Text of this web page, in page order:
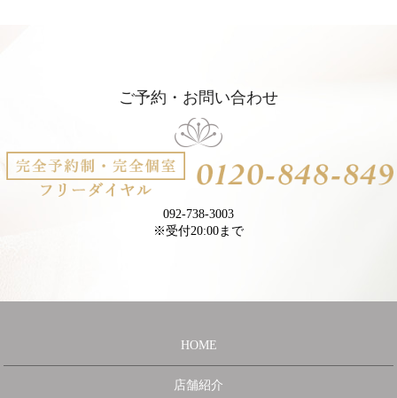
ご予約・お問い合わせ
092-738-3003
※受付20:00まで
HOME
店舗紹介